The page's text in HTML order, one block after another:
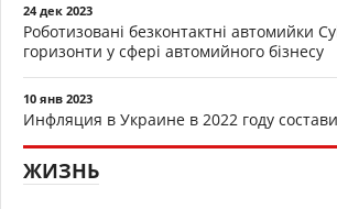
24 дек 2023
Роботизовані безконтактні автомийки
горизонти у сфері автомийного бізнесу
10 янв 2023
Инфляция в Украине в 2022 году
ЖИЗНЬ